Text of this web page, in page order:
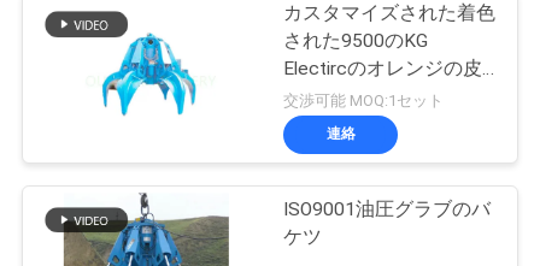
カスタマイズされた着色
された9500のKG
Electircのオレンジの皮
の油圧グラブのバケツ
交渉可能 MOQ:1セット
連絡
ISO9001油圧グラブのバ
ケツ